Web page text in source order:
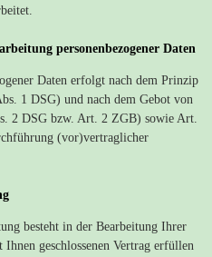
personenbezogener Daten
Daten erfolgt nach dem Prinzip
1 DSG) und nach dem Gebot von
2 DSG bzw. Art. 2 ZGB) sowie Art.
(vor)vertraglicher
besteht in der Bearbeitung Ihrer
geschlossenen Vertrag erfüllen